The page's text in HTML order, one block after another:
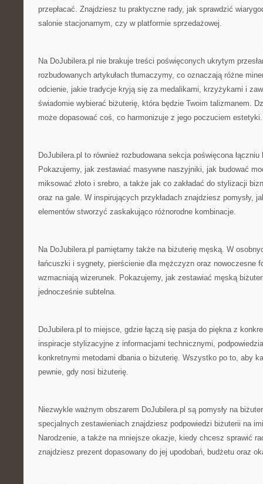
przepłacać. Znajdziesz tu praktyczne rady, jak sprawdzić
salonie stacjonarnym, czy w platformie sprzedażowej.
Na DoJubilera.pl nie brakuje treści poświęconych ukrytym
rozbudowanych artykułach tłumaczymy, co oznaczają różne
odcienie, jakie tradycje kryją się za medalikami, krzyżykami i
świadomie wybierać biżuterię, która będzie Twoim talizmanem.
może dopasować coś, co harmonizuje z jego poczuciem estetyki.
DoJubilera.pl to również rozbudowana sekcja poświęcona
Pokazujemy, jak zestawiać masywne naszyjniki, jak budować
miksować złoto i srebro, a także jak co zakładać do stylizacji
oraz na gale. W inspirujących przykładach znajdziesz pomysły,
elementów stworzyć zaskakująco różnorodne kombinacje.
Na DoJubilera.pl pamiętamy także na biżuterię męską. W
łańcuszki i sygnety, pierścienie dla mężczyzn oraz nowoczesne
wzmacniają wizerunek. Pokazujemy, jak zestawiać męską
jednocześnie subtelna.
DoJubilera.pl to miejsce, gdzie łączą się pasja do piękna z
inspiracje stylizacyjne z informacjami technicznymi,
konkretnymi metodami dbania o biżuterię. Wszystko po to, aby
pewnie, gdy nosi biżuterię.
Niezwykle ważnym obszarem DoJubilera.pl są pomysły na
specjalnych zestawieniach znajdziesz podpowiedzi biżuterii na
Narodzenie, a także na mniejsze okazje, kiedy chcesz sprawić
znajdziesz prezent dopasowany do jej upodobań, budżetu oraz